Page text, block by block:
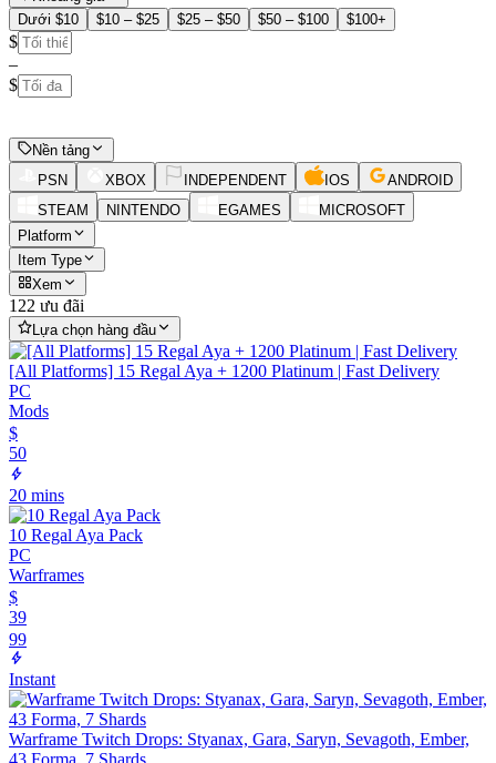
Dưới $10
$10 – $25 $25 – $50 $50 – $100 $100+
$
–
$
Nền tảng
PSN
XBOX INDEPENDENT IOS
ANDROID
STEAM
NINTENDO EGAMES
MICROSOFT
Platform
Item Type
Xem
122 ưu đãi
Lựa chọn hàng đầu
[All Platforms] 15 Regal Aya + 1200 Platinum | Fast Delivery
PC
Mods
$
50
20 mins
10 Regal Aya Pack
PC
Warframes
$
39
99
Instant
Warframe Twitch Drops: Styanax, Gara, Saryn, Sevagoth, Ember,
43 Forma, 7 Shards